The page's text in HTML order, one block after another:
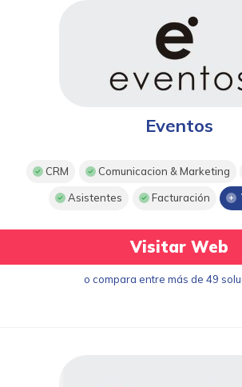
Eventos
CRM Comunicacion & Marketing
Asistentes Facturación
Visitar Web
o compara entre más de 49